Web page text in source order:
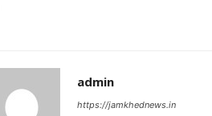
admin
https://jamkhednews.in